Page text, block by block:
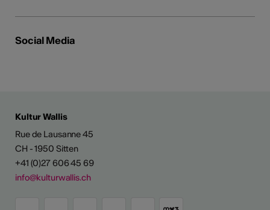
Social Media
Kultur Wallis
Rue de Lausanne 45
CH - 1950 Sitten
+41 (0)27 606 45 69
info@kulturwallis.ch